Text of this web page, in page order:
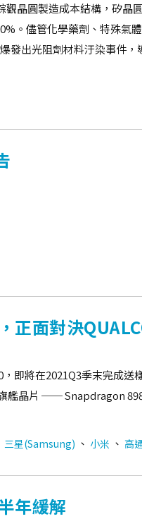
晶圓製造成本結構，矽晶
。儘管化學藥劑、特殊氣
發出光阻劑材料汙染事件
正面對決
即將在2021Q3季末完成送
艦晶片 ── Snapdragon
三星(Samsung) 、 小米 、 高
年緩解